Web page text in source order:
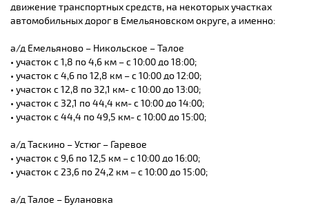
движение транспортных средств, на некоторых участках
автомобильных дорог в Емельяновском округе, а именно:
а/д Емельяново – Никольское – Талое
• участок с 1,8 по 4,6 км – с 10:00 до 18:00;
• участок с 4,6 по 12,8 км – с 10:00 до 12:00;
• участок с 12,8 по 32,1 км- с 10:00 до 13:00;
• участок с 32,1 по 44,4 км- с 10:00 до 14:00;
• участок с 44,4 по 49,5 км- с 10:00 до 15:00;
а/д Таскино – Устюг – Гаревое
• участок с 9,6 по 12,5 км – с 10:00 до 16:00;
• участок с 23,6 по 24,2 км – с 10:00 до 15:00;
а/д Талое – Булановка